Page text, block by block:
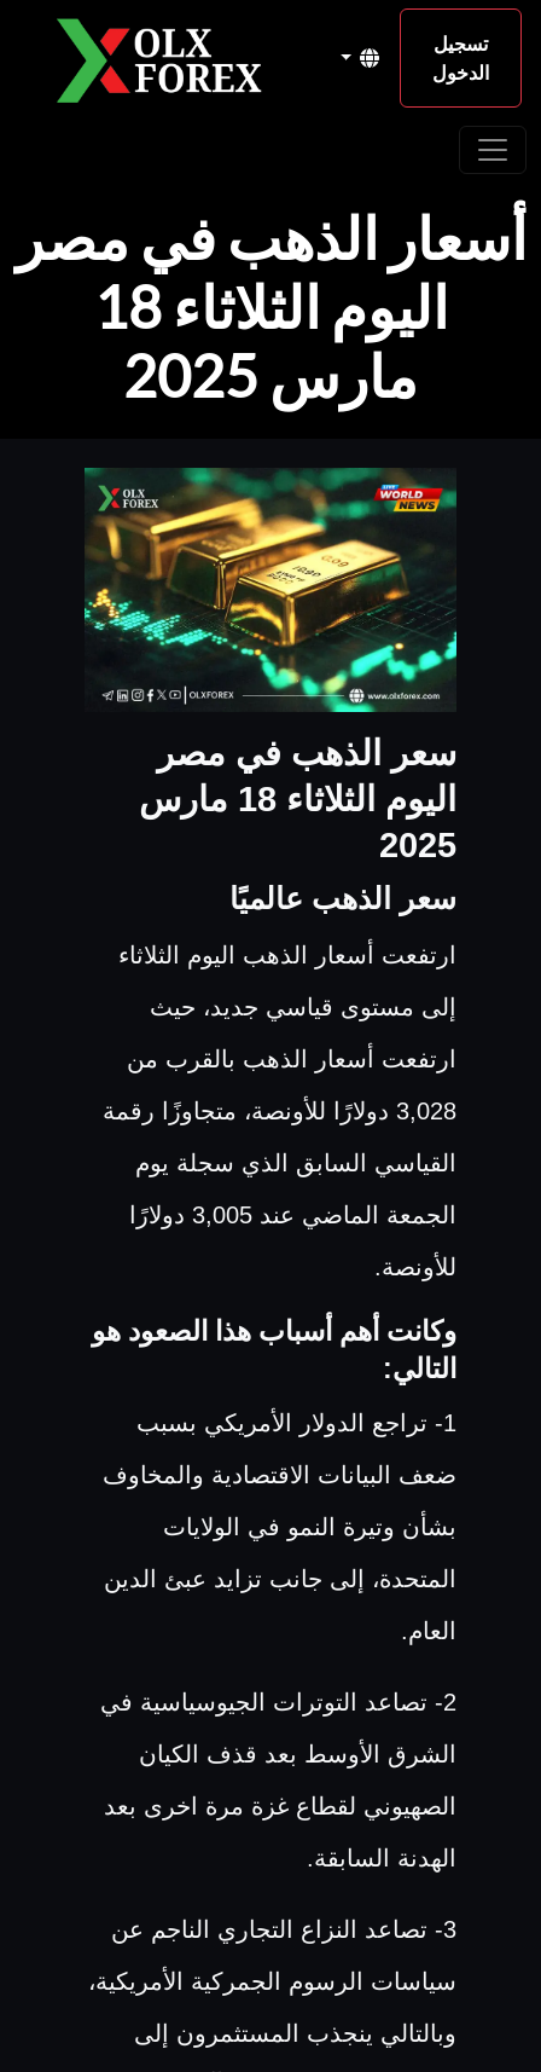
تسجيل
الدخول
أسعار الذهب في مصر
اليوم الثلاثاء 18
مارس 2025
سعر الذهب في مصر
اليوم الثلاثاء 18 مارس
2025
سعر الذهب عالميًا
ارتفعت أسعار الذهب اليوم الثلاثاء
إلى مستوى قياسي جديد، حيث
ارتفعت أسعار الذهب بالقرب من
3,028 دولارًا للأونصة، متجاوزًا رقمة
القياسي السابق الذي سجلة يوم
الجمعة الماضي عند 3,005 دولارًا
للأونصة.
وكانت أهم أسباب هذا الصعود هو
التالي:
1- تراجع الدولار الأمريكي بسبب
ضعف البيانات الاقتصادية والمخاوف
بشأن وتيرة النمو في الولايات
المتحدة، إلى جانب تزايد عبئ الدين
العام.
2- تصاعد التوترات الجيوسياسية في
الشرق الأوسط بعد قذف الكيان
الصهيوني لقطاع غزة مرة اخرى بعد
الهدنة السابقة.
3- تصاعد النزاع التجاري الناجم عن
سياسات الرسوم الجمركية الأمريكية،
وبالتالي ينجذب المستثمرون إلى